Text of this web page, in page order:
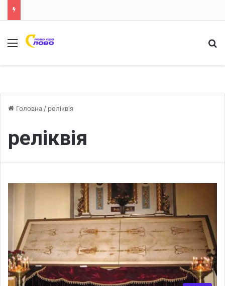
Меню
Головна / реліквія
реліквія